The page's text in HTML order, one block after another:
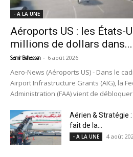
- A LA UNE
Aéroports US : les États-
millions de dollars dans...
Samir Belhassen - 6 août 2026
Aero-News (Aéroports US) - Dans le
Airport Infrastructure Grants (AIG), la
Administration (FAA) vient de débloquer
Aérien & Stratégie
fait de la...
- A LA UNE 4 août